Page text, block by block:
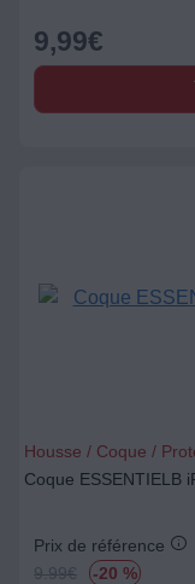
9,99€
Housse / Coque /
Coque ESSENTIELB
Prix de référence
9.99€ -20 %